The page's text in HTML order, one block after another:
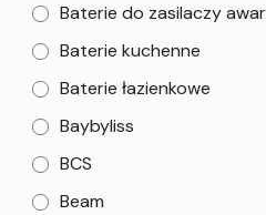
Baterie do zasilaczy
Baterie kuchenne
Baterie łazienkowe
Baybyliss
BCS
Beam